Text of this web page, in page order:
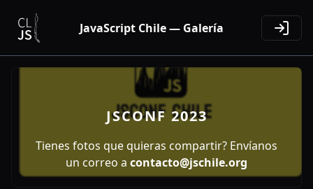
JavaScript Chile — Galería
JSCONF 2023
Tienes fotos que quieras compartir? Envíanos
un correo a contacto@jschile.org